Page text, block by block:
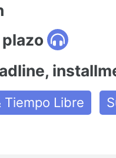
Tiempo Libre